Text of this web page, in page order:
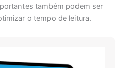
também podem ser
o tempo de leitura.